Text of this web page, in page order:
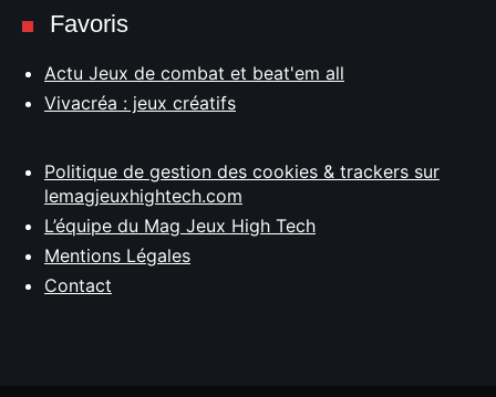
Favoris
Actu Jeux de combat et beat'em all
Vivacréa : jeux créatifs
Politique de gestion des cookies & trackers sur
lemagjeuxhightech.com
L’équipe du Mag Jeux High Tech
Mentions Légales
Contact